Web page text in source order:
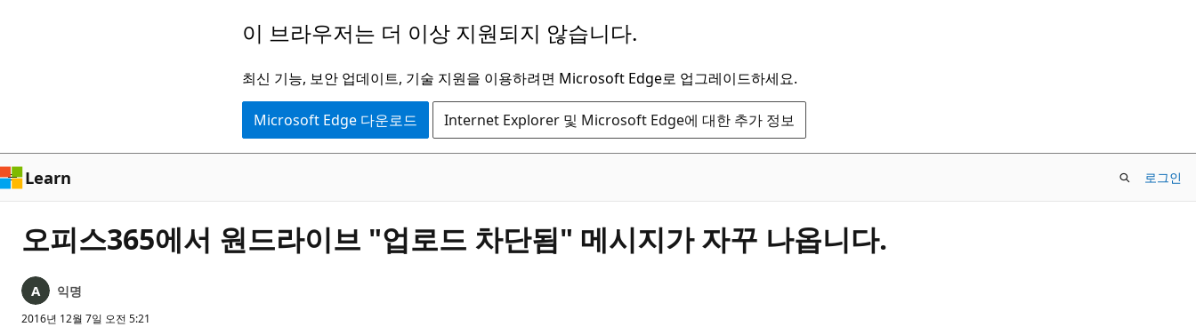
로
건
너
기
이 브라우저는 더 이상 지원되지 않습니다.
최신 기능, 보안 업데이트, 기술 지원을 이용하려면 Microsoft Edge로 업그레이드하세요.
Microsoft Edge 다운로드 Internet Explorer 및 Microsoft Edge에 대한 추가 정보
Learn 로그인
오피스365에서 원드라이브 "업로드 차단됨" 메시지가 자꾸 나옵니다.
익명
2016년 12월 7일 오전 5:21